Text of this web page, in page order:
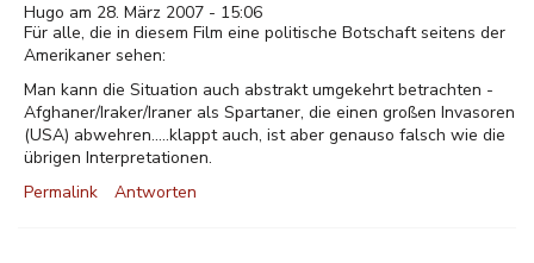
Hugo am 28. März 2007 - 15:06
Für alle, die in diesem Film eine politische Botschaft seitens der
Amerikaner sehen:
Man kann die Situation auch abstrakt umgekehrt betrachten -
Afghaner/Iraker/Iraner als Spartaner, die einen großen Invasoren
(USA) abwehren.....klappt auch, ist aber genauso falsch wie die
übrigen Interpretationen.
Permalink
Antworten